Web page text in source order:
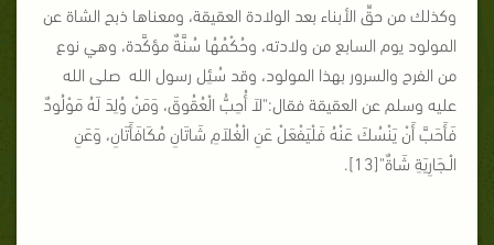
وكذلك من حقِّ الأبناء بعد الولادة العقيقة، ومعناها ذبح الشاة عن
المولود يوم السابع من ولادته، وحُكْمُهُا سُنَّةٌ مؤكَّدة، وهي نوع
من الفرح والسرور بهذا المولود، وقد سُئِل رسول الله صلى الله
عليه وسلم عن العقيقة فقال:"لاَ أُحِبُّ الْعُقُوقَ، وَمَنْ وُلِدَ لَهُ مَوْلُودٌ
فَأَحَبَّ أَنْ يَنْسُكَ عَنْهُ فَلْيَفْعَلْ عَنِ الْغُلاَمِ شَاتَانِ مُكَافَأَتَانِ، وَعَنِ
الْـجَارِيَةِ شَاةٌ"[13].